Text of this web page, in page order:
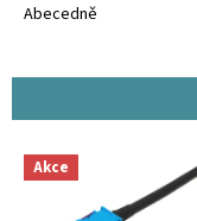
r
Abecedně
V Akce